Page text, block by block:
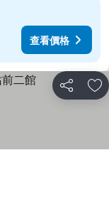
查看價格
分享 加